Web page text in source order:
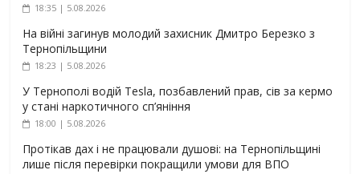
18:35 | 5.08.2026
На війні загинув молодий захисник Дмитро Березко з
Тернопільщини
18:23 | 5.08.2026
У Тернополі водій Tesla, позбавлений прав, сів за кермо
у стані наркотичного сп’яніння
18:00 | 5.08.2026
Протікав дах і не працювали душові: на Тернопільщині
лише після перевірки покращили умови для ВПО